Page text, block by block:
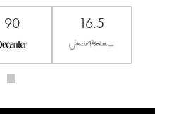
90 16.5